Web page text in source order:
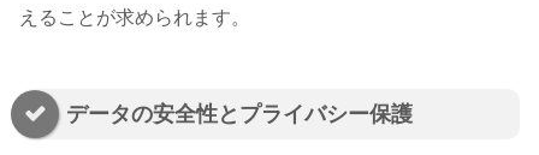
えることが求められます。
データの安全性とプライバシー保護